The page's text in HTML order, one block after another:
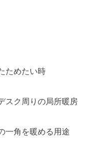
ためたい時
スク周りの局所暖房
一角を暖める用途